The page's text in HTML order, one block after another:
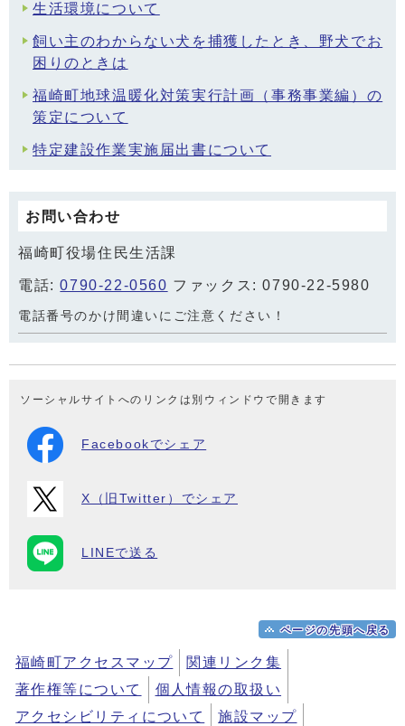
生活環境について
飼い主のわからない犬を捕獲したとき、野犬でお
困りのときは
福崎町地球温暖化対策実行計画（事務事業編）の
策定について
特定建設作業実施届出書について
お問い合わせ
福崎町役場住民生活課
電話:0790-22-0560 ファックス: 0790-22-5980
電話番号のかけ間違いにご注意ください！
ソーシャルサイトへのリンクは別ウィンドウで開きます
Facebookでシェア
X（旧Twitter）でシェア
LINEで送る
ページの先頭へ戻る
福崎町アクセスマップ
関連リンク集
著作権等について
個人情報の取扱い
アクセシビリティについて
施設マップ